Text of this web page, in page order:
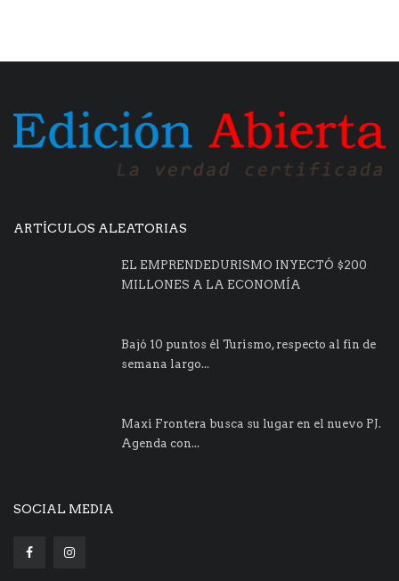
ARTÍCULOS ALEATORIAS
EL EMPRENDEDURISMO INYECTÓ $200
MILLONES A LA ECONOMÍA
Bajó 10 puntos él Turismo, respecto al fin de
semana largo...
Maxi Frontera busca su lugar en el nuevo PJ.
Agenda con...
SOCIAL MEDIA